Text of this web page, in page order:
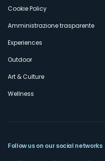
Cookie Policy
Amministrazione trasparente
Experiences
Outdoor
Art & Culture
Wellness
Follow us on our social networks